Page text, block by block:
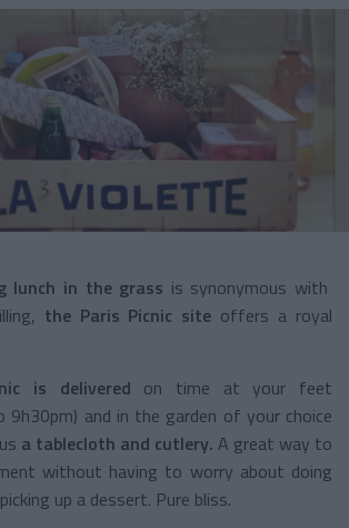
lunch in the grass is synonymous with
the Paris Picnic site offers a royal
is delivered on time at your feet
and in the garden of your choice
a tablecloth and cutlery. A great way to
without having to worry about doing
up a dessert. Pure bliss.